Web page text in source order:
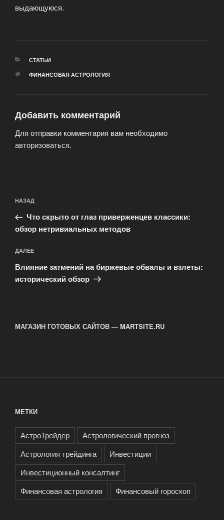
выдающуюся.
РУБРИКИ
СТАТЬИ
МЕТКИ
ФИНАНСОВАЯ АСТРОЛОГИЯ
Добавить комментарий
Для отправки комментария вам необходимо
авторизоваться.
по
записям
Предыдущая
запись:
НАЗАД
Что скрыто от глаз приверженцев классики:
обзор нетривиальных методов
Следующая
запись
ДАЛЕЕ
Влияние затмений на биржевые обвалы и взлеты:
исторический обзор
МАГАЗИН ГОТОВЫХ САЙТОВ — MARTSITE.RU
МЕТКИ
АстроТрейдер
Астрологический прогноз
Астрология трейдинга
Инвестиции
Инвестиционный консалтинг
Финансовая астрология
Финансовый гороскоп